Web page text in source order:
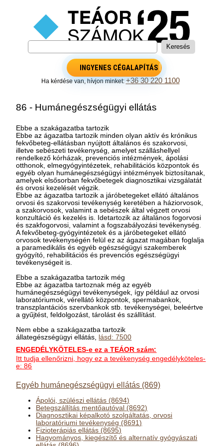
INGYENES CÉGALAPÍTÁS
Ha kérdése van, hívjon minket:+36 30 220 1100
86 - Humánegészségügyi ellátás
Ebbe a szakágazatba tartozik
Ebbe az ágazatba tartozik minden olyan aktív és krónikus
fekvőbeteg-ellátásban nyújtott általános és szakorvosi,
illetve sebészeti tevékenység, amelyet szálláshellyel
rendelkező kórházak, prevenciós intézmények, ápolási
otthonok, elmegyógyintézetek, rehabilitációs központok és
egyéb olyan humánegészségügyi intézmények biztosítanak,
amelyek elsősorban fekvőbetegek diagnosztikai vizsgálatát
és orvosi kezelését végzik.
Ebbe az ágazatba tartozik a járóbetegeket ellátó általános
orvosi és szakorvosi tevékenység keretében a háziorvosok,
a szakorvosok, valamint a sebészek által végzett orvosi
konzultáció és kezelés is. Idetartozik az általános fogorvosi
és szakfogorvosi, valamint a fogszabályozási tevékenység.
A fekvőbeteg-gyógyintézetek és a járóbetegeket ellátó
orvosok tevékenységén felül ez az ágazat magában foglalja
a paramedikális és egyéb egészségügyi szakemberek
gyógyító, rehabilitációs és prevenciós egészségügyi
tevékenységeit is.
Ebbe a szakágazatba tartozik még
Ebbe az ágazatba tartoznak még az egyéb
humánegészségügyi tevékenységek, így például az orvosi
laboratóriumok, vérellátó központok, spermabankok,
transzplantációs szervbankok stb. tevékenységei, beleértve
a gyűjtést, feldolgozást, tárolást és szállítást.
Nem ebbe a szakágazatba tartozik
állategészségügyi ellátás, lásd: 7500
ENGEDÉLYKÖTELES-e ez a TEÁOR szám:
Itt tudja ellenőrizni, hogy ez a tevékenység engedélyköteles-
e: 86
Egyéb humánegészségügyi ellátás (869)
Ápolói, szülészi ellátás (8694)
Betegszállítás mentőautóval (8692)
Diagnosztikai képalkotó szolgáltatás, orvosi
laboratóriumi tevékenység (8691)
Fizioterápiás ellátás (8695)
Hagyományos, kiegészítő és alternatív gyógyászati